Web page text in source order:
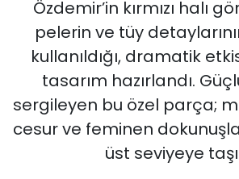
Özdemir’in kırmızı halı
pelerin ve tüy
kullanıldığı, dramatik
tasarım hazırlandı.
sergileyen bu özel parça;
cesur ve feminen
üst seviyeye